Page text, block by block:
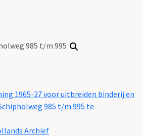
985 t/m 995
1965-27 voor uitbreiden binderij en
985 t/m 995 te
Archief